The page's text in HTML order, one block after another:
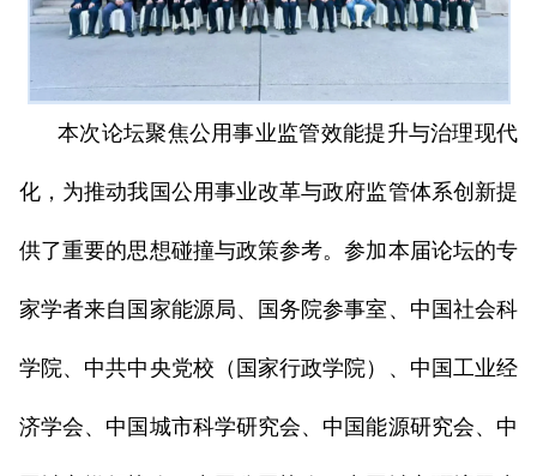
本次论坛聚焦公用事业监管效能提升与治理现代
化，为推动我国公用事业改革与政府监管体系创新提
供了重要的思想碰撞与政策参考。参加本届论坛的专
家学者来自国家能源局、国务院参事室、中国社会科
学院、中共中央党校（国家行政学院）、中国工业经
济学会、中国城市科学研究会、中国能源研究会、中